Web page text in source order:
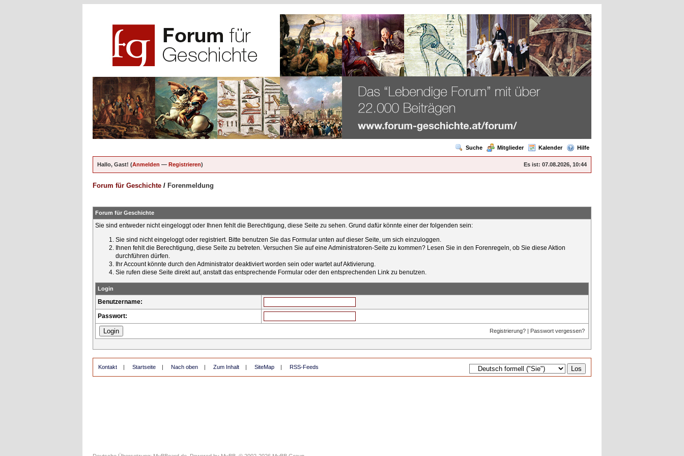
Suche Mitglieder Kalender Hilfe
Es ist: 07.08.2026, 10:44
Hallo, Gast! (Anmelden — Registrieren)
Forum für Geschichte / Forenmeldung
Forum für Geschichte
Sie sind entweder nicht eingeloggt oder Ihnen fehlt die Berechtigung, diese Seite zu sehen. Grund dafür könnte einer der folgenden sein:
Sie sind nicht eingeloggt oder registriert. Bitte benutzen Sie das Formular unten auf dieser Seite, um sich einzuloggen.
Ihnen fehlt die Berechtigung, diese Seite zu betreten. Versuchen Sie auf eine Administratoren-Seite zu kommen? Lesen Sie in den Forenregeln, ob Sie diese Aktion
durchführen dürfen.
Ihr Account könnte durch den Administrator deaktiviert worden sein oder wartet auf Aktivierung.
Sie rufen diese Seite direkt auf, anstatt das entsprechende Formular oder den entsprechenden Link zu benutzen.
Login
Benutzername:
Passwort:
Registrierung? | Passwort vergessen?
Kontakt | Startseite | Nach oben | Zum Inhalt | SiteMap | RSS-Feeds